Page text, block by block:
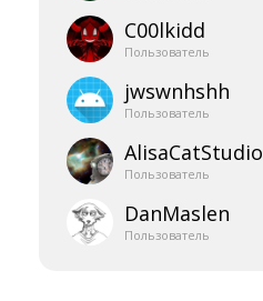
C00lkidd
Пользователь
jwswnhshh
Пользователь
AlisaCatStudio
Пользователь
DanMaslen
Пользователь